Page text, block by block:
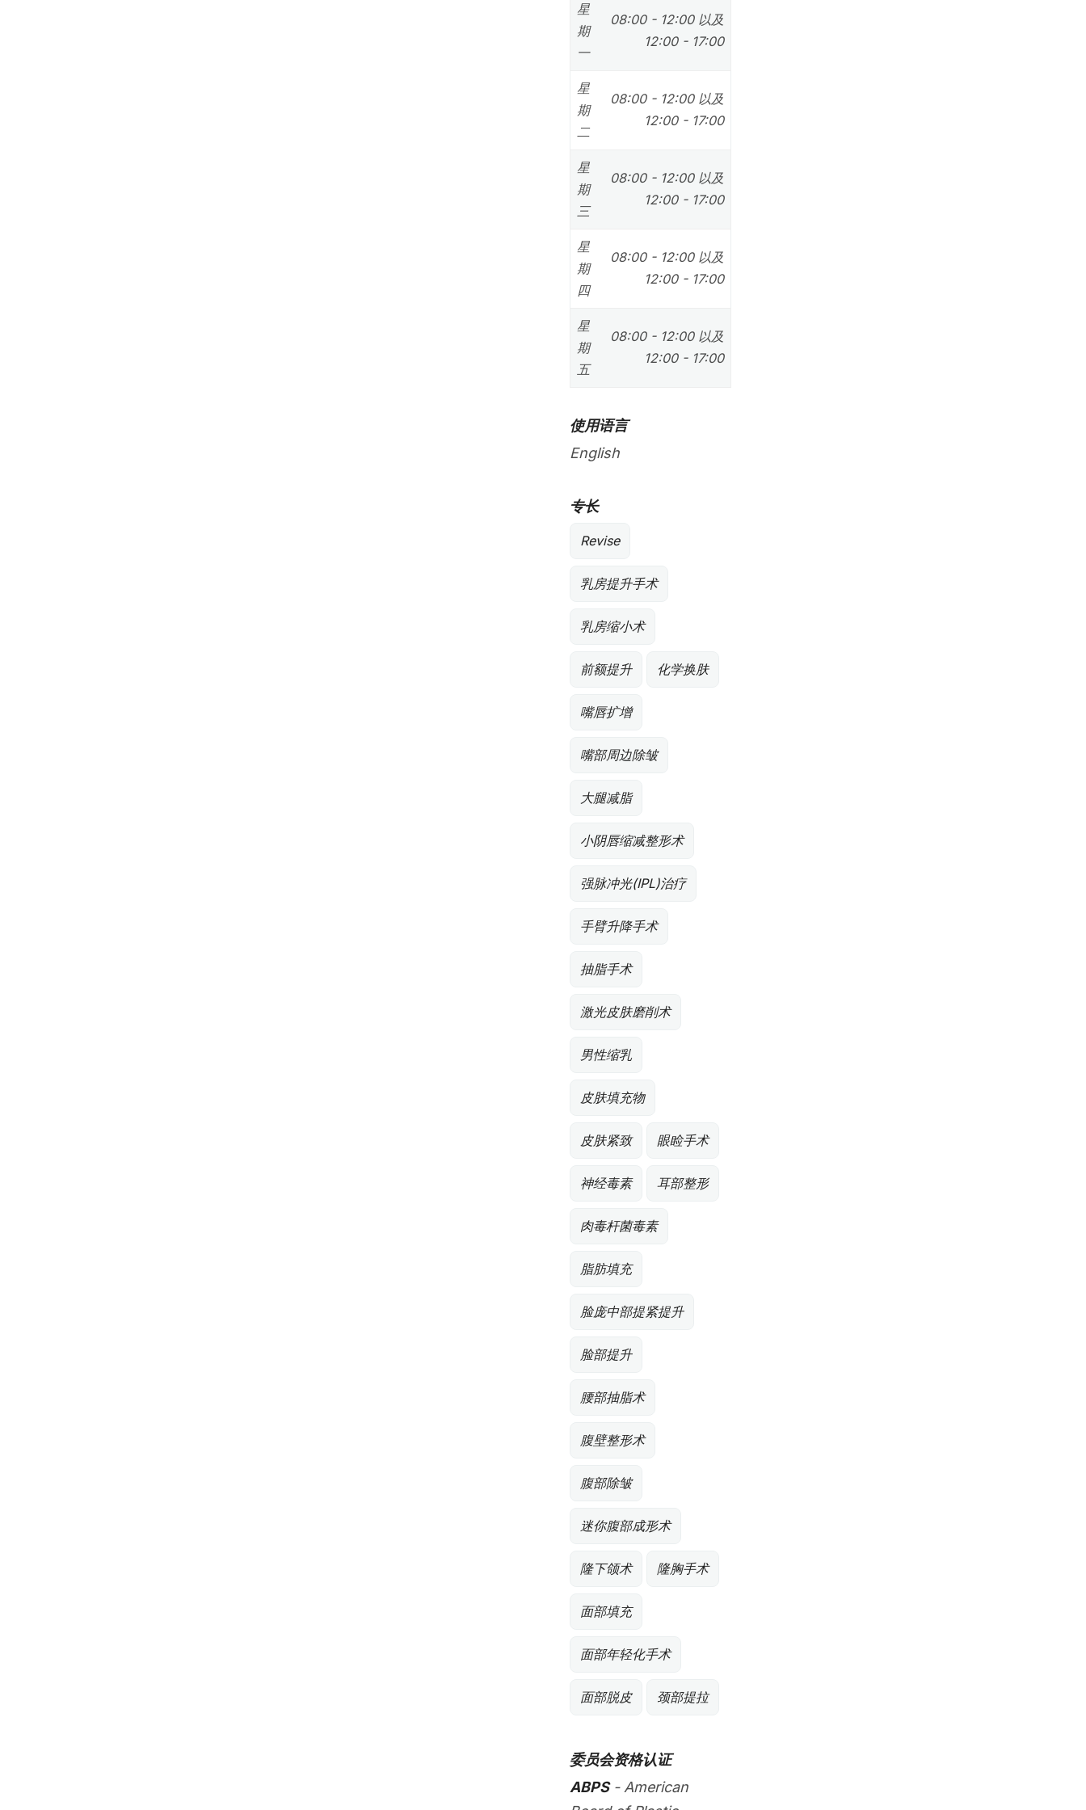
星
期
一
08:00 - 12:00 以及
12:00 - 17:00
星
期
二
08:00 - 12:00 以及
12:00 - 17:00
星
期
三
08:00 - 12:00 以及
12:00 - 17:00
星
期
四
08:00 - 12:00 以及
12:00 - 17:00
星
期
五
08:00 - 12:00 以及
12:00 - 17:00
使用语言
English
专长
Revise
乳房提升手术
乳房缩小术
前额提升 化学换肤
嘴唇扩增
嘴部周边除皱
大腿减脂
小阴唇缩减整形术
强脉冲光(IPL)治疗
手臂升降手术
抽脂手术
激光皮肤磨削术
男性缩乳
皮肤填充物
皮肤紧致 眼睑手术
神经毒素 耳部整形
肉毒杆菌毒素
脂肪填充
脸庞中部提紧提升
脸部提升
腰部抽脂术
腹壁整形术
腹部除皱
迷你腹部成形术
隆下颌术 隆胸手术
面部填充
面部年轻化手术
面部脱皮 颈部提拉
委员会资格认证
ABPS- American